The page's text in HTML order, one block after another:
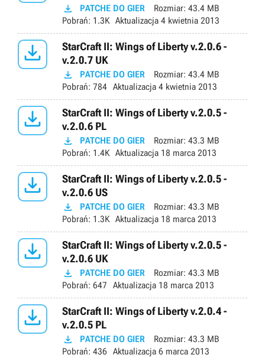
 PATCHE DO GIER Rozmiar: 43.4 MB
Pobrań: 1.3K Aktualizacja 4 kwietnia 2013

StarCraft II: Wings of Liberty v.2.0.6 -
v.2.0.7 UK
 PATCHE DO GIER Rozmiar: 43.4 MB
Pobrań: 784 Aktualizacja 4 kwietnia 2013

StarCraft II: Wings of Liberty v.2.0.5 -
v.2.0.6 PL
 PATCHE DO GIER Rozmiar: 43.3 MB
Pobrań: 1.4K Aktualizacja 18 marca 2013

StarCraft II: Wings of Liberty v.2.0.5 -
v.2.0.6 US
 PATCHE DO GIER Rozmiar: 43.3 MB
Pobrań: 1.3K Aktualizacja 18 marca 2013

StarCraft II: Wings of Liberty v.2.0.5 -
v.2.0.6 UK
 PATCHE DO GIER Rozmiar: 43.3 MB
Pobrań: 647 Aktualizacja 18 marca 2013

StarCraft II: Wings of Liberty v.2.0.4 -
v.2.0.5 PL
 PATCHE DO GIER Rozmiar: 43.3 MB
Pobrań: 436 Aktualizacja 6 marca 2013